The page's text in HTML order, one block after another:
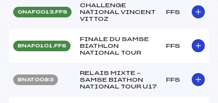
ONAF0013.FFS
CHALLENGE
NATIONAL VINCENT
VITTOZ
FFS
BNAF0101.FFS
FINALE DU SAMSE
BIATHLON
NATIONAL TOUR
FFS
BNAT0083
RELAIS MIXTE –
SAMSE BIATHON
NATIONAL TOUR U17
FFS